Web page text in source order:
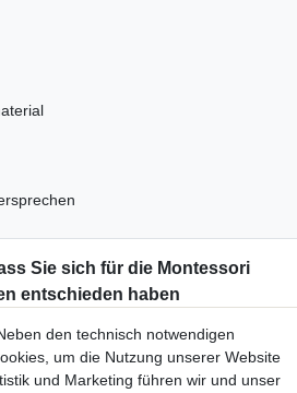
den technisch notwendigen
um die Nutzung unserer Website
und Marketing führen wir und unser